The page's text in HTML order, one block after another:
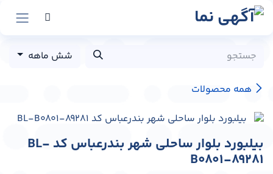
پرش به محتوا
همه محصولات
شش ماهه
بیلبورد بلوار ساحلی شهر بندرعباس کد BL-
B0801-89281